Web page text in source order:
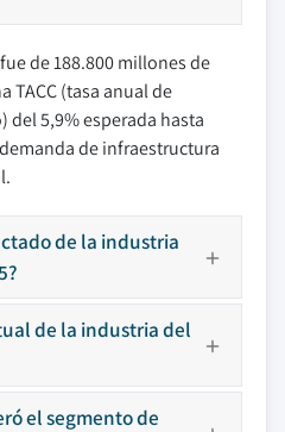
de 188.800 millones de
TACC (tasa anual de
5,9% esperada hasta
de infraestructura
de la industria
de la industria del
el segmento de